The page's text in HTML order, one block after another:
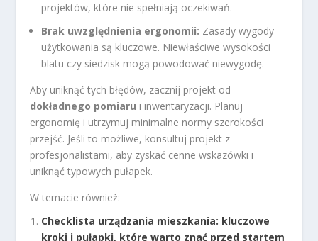
projektów, które nie spełniają oczekiwań.
Brak uwzględnienia ergonomii: Zasady wygody
użytkowania są kluczowe. Niewłaściwe wysokości
blatu czy siedzisk mogą powodować niewygodę.
Aby uniknąć tych błędów, zacznij projekt od
dokładnego pomiaru i inwentaryzacji. Planuj
ergonomię i utrzymuj minimalne normy szerokości
przejść. Jeśli to możliwe, konsultuj projekt z
profesjonalistami, aby zyskać cenne wskazówki i
uniknąć typowych pułapek.
W temacie również:
Checklista urządzania mieszkania: kluczowe
kroki i pułapki, które warto znać przed startem